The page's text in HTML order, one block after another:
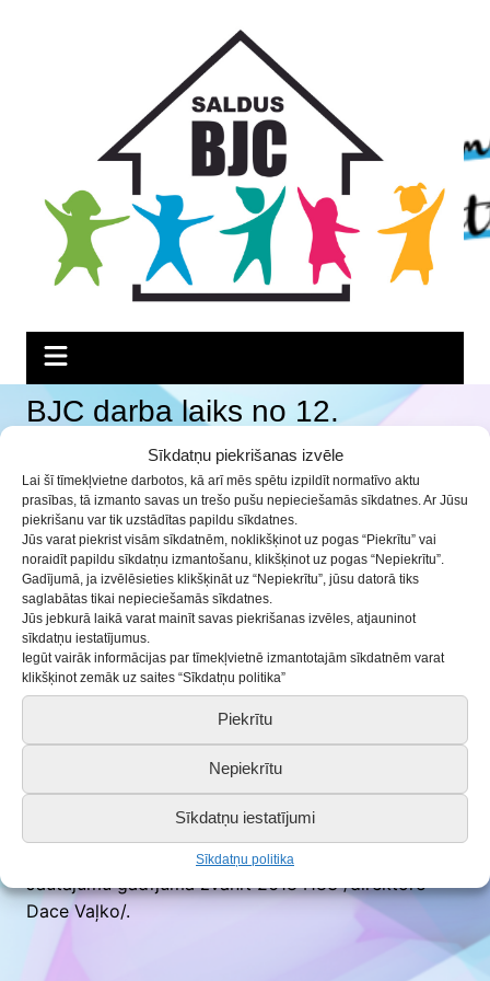
Sīkdatņu piekrišanas izvēle
Lai šī tīmekļvietne darbotos, kā arī mēs spētu izpildīt normatīvo aktu
prasības, tā izmanto savas un trešo pušu nepieciešamās sīkdatnes. Ar Jūsu
piekrišanu var tik uzstādītas papildu sīkdatnes.
Jūs varat piekrist visām sīkdatnēm, noklikšķinot uz pogas “Piekrītu” vai
noraidīt papildu sīkdatņu izmantošanu, klikšķinot uz pogas “Nepiekrītu”.
Gadījumā, ja izvēlēsieties klikšķināt uz “Nepiekrītu”, jūsu datorā tiks
saglabātas tikai nepieciešamās sīkdatnes.
Jūs jebkurā laikā varat mainīt savas piekrišanas izvēles, atjauninot
sīkdatņu iestatījumus.
Iegūt vairāk informācijas par tīmekļvietnē izmantotajām sīkdatnēm varat
klikšķinot zemāk uz saites “Sīkdatņu politika”
Piekrītu
Nepiekrītu
Sīkdatņu iestatījumi
Sīkdatņu politika
BJC darba laiks no 12.
septembra līdz 16. septembrim
08.09.2022 Aktualitātes
Jau pilnā jaudā sākusiesPIETEIKŠANĀSmūsu
pulciņiem. Informējam par nākamās nedēļas darba
laiku. Strādāsim arī pusdienas pārtraukumā.
Atgādinām, ka iesniegumu vari aizpildīt:
gan klātienē pie mums BJC (uz remonta laiku
atrodamies Saldus jauniešu mājā),
gan elektroniski, parakstot iesniegumu ar
drošu elektronisko parakstu.
Iesnieguma forma, līgums un citi saistošie
www.bjc.lv/…/dokumenti-iesniegumi-
Jautājumu gadījumā zvanīt 26184183 /direktore
Dace Vaļko/.